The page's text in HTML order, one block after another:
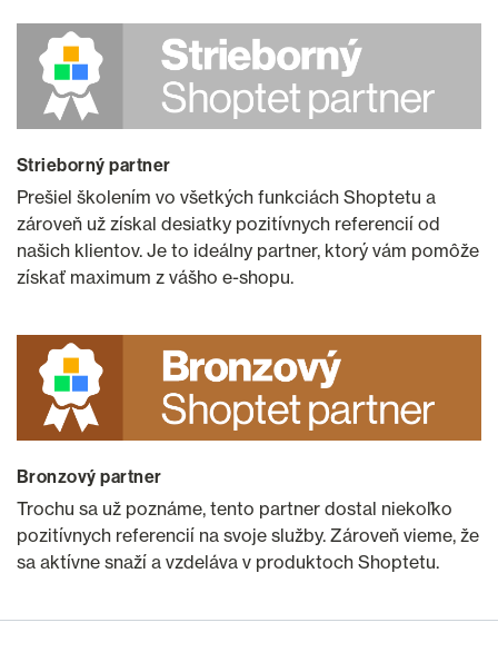
Strieborný partner
Prešiel školením vo všetkých funkciách Shoptetu a
zároveň už získal desiatky pozitívnych referencií od
našich klientov. Je to ideálny partner, ktorý vám pomôže
získať maximum z vášho e-shopu.
Bronzový partner
Trochu sa už poznáme, tento partner dostal niekoľko
pozitívnych referencií na svoje služby. Zároveň vieme, že
sa aktívne snaží a vzdeláva v produktoch Shoptetu.